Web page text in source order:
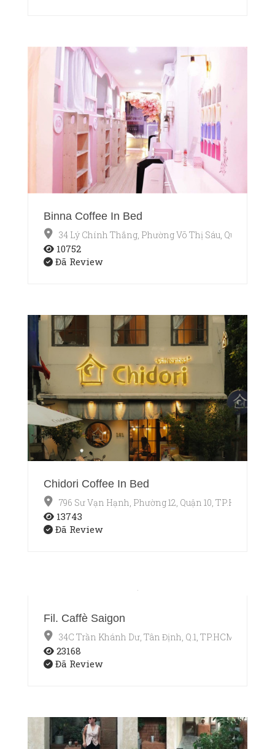
Binna Coffee In Bed
34 Lý Chính Thắng, Phường Võ Thị Sáu, Quận 3, Hồ
10752
Đã Review
Chidori Coffee In Bed
796 Sư Vạn Hạnh, Phường 12, Quận 10, TP.HCM
13743
Đã Review
Fil. Caffè Saigon
34C Trần Khánh Dư, Tân Định, Q.1, TP.HCM
23168
Đã Review